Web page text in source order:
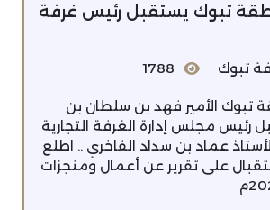
تبوك يستقبل رئيس غرفة
تبوك 1788
تبوك الأمير فهد بن سلطان بن
رئيس مجلس إدارة الغرفة التجارية
عماد بن سداد الفاخري .. اطلع
على تقرير عن أعمال ومنجزات